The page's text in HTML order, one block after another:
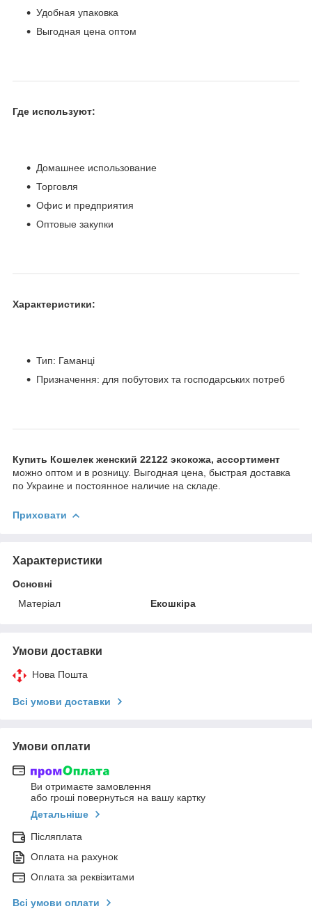
Удобная упаковка
Выгодная цена оптом
Где используют:
Домашнее использование
Торговля
Офис и предприятия
Оптовые закупки
Характеристики:
Тип: Гаманці
Призначення: для побутових та господарських потреб
Купить Кошелек женский 22122 экокожа, ассортимент
можно оптом и в розницу. Выгодная цена, быстрая доставка
по Украине и постоянное наличие на складе.
Приховати
Характеристики
Основні
Матеріал
Екошкіра
Умови доставки
Нова Пошта
Всі умови доставки
Умови оплати
Ви отримаєте замовлення
або гроші повернуться на вашу картку
Детальніше
Післяплата
Оплата на рахунок
Оплата за реквізитами
Всі умови оплати